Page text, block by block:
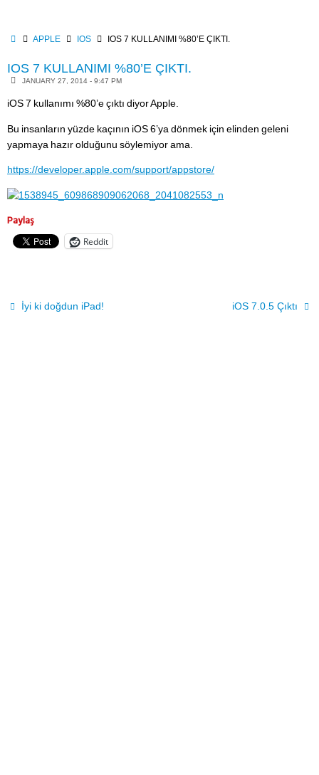
contentHOMEAPPLE IOS IOS 7 KULLANIMI %80’E ÇIKTI.
IOS 7 KULLANIMI %80’E ÇIKTI.
JANUARY 27, 2014 - 9:47 PM
iOS 7 kullanımı %80’e çıktı diyor Apple.
Bu insanların yüzde kaçının iOS 6’ya dönmek için elinden geleni
yapmaya hazır olduğunu söylemiyor ama.
https://developer.apple.com/support/appstore/
Paylaş
Reddit
İyi ki doğdun iPad! iOS 7.0.5 Çıktı